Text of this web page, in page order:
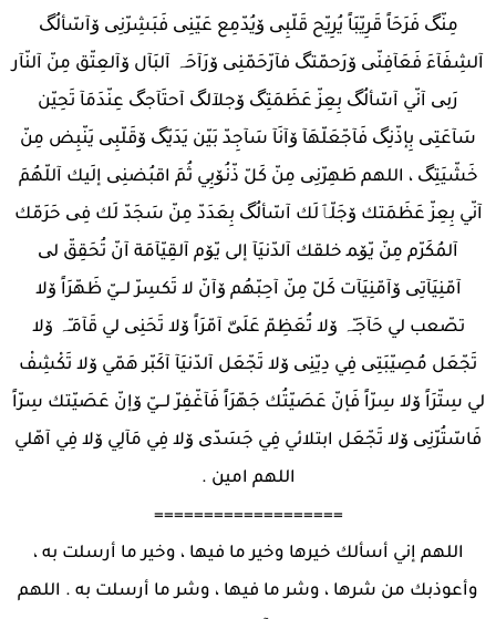
مِنّگ فَرَحَاً قَرِيّبَاً يُرِيّح قَلّبِی ۆيُدّمِع عَيّنِی فَبَشِرّنِی ۆآسّألُگ
آلشِفَآءَ فَعَآفِنّی ۆرَحمّتگ فآرّحَمّنِی ۆرَآحَہ آلبَآل ۆآلعِتّق مِنّ آلنّآر
رَبی آنّي آسّألُگ بِعِزّ عَظَمَتِگ ۆجلآلگ آحتَآجگ عِنّدَمَآ تَحِيّن
سَآعَتِی بِإذّنِگ فَآجّعَلّهَآ ۆآنَآ سَآجِدّ بَيّن يَدَيّگ ۆقَلّبِی يَنّبِض مِنّ
خَشّيَتِگ ، اللهم طَهِرّنِی مِنّ كَلّ ذّنُۆبِي ثُمَ اقبُضنِی إلَيك آللّهُمَ
آنّي بِعِزّ عَظَمَتك ۆجَلّٱلَك آسّألُگ بِعَدَدّ مِنّ سَجَدّ لَك فِی حَرَمّك
آلمُكَرّم مِنّ يّۆﻤ خلقك آلدّنيَآ إلى يّۆم آلقِيّآمَة آنّ تُحَقِقّ لی
آمّنِيَآتِی ۆآمّنِيَآت كَلّ مِنّ آحِبّهُم ۆآنّ لا تَكسِرّ لـــيّ ظَهّرَاً ۆلا
تصّعب لي حَآجَـّہ ۆلا تُعَظِمّ عَلَیّ آمّرَاً ۆلا تَحَنِی لي قَآمَـّہ ۆلا
تَجّعَل مُصِيّبَتِی فِي دِيّنِی ۆلا تَجّعَل آلدّنيَآ آكَبّر هَمّي ۆلا تَكْشِفْ
لي سِتّرَاً ۆلا سِرّاً فَإنّ عَصَيّتُك جَهّرَاً فَآغّفِرّ لـــيّ ۆإنّ عَصَيّتك سِرّاً
فَاسّتُرّنِی ۆلا تَجّعَل ابتلائي فِي جَسَدّی ۆلا فِي مَآلِي ۆلا فِي آهّلي
اللهم امين .
===================
اللهم إني أسألك خيرها وخير ما فيها ، وخير ما أرسلت به ،
‏وأعوذ‎‎بك من شرها ، وشر ما فيها ، وشر ما أرسلت به . اللهم